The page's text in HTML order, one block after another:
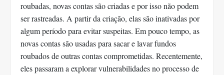
roubadas, novas contas são criadas e por isso não podem
ser rastreadas. A partir da criação, elas são inativadas por
algum período para evitar suspeitas. Em pouco tempo, as
novas contas são usadas para sacar e lavar fundos
roubados de outras contas comprometidas. Recentemente,
eles passaram a explorar vulnerabilidades no processo de